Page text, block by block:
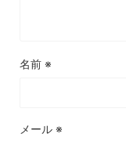
名前 ※
メール ※